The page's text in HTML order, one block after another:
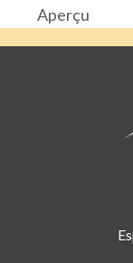
Aperçu